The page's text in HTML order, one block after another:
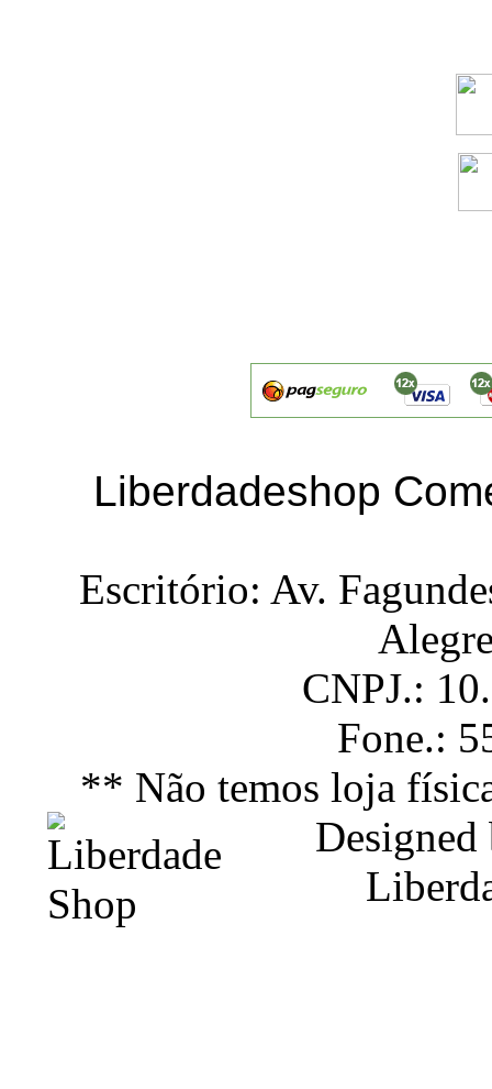
Liberdadeshop
Escritório: Av.
CNPJ.:
Fone.:
** Não temos loja